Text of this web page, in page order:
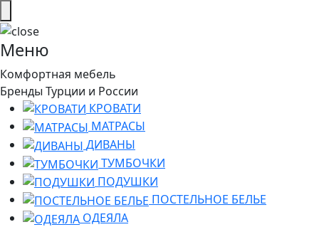
Меню
Комфортная мебель
Бренды Турции и России
КРОВАТИ
МАТРАСЫ
ДИВАНЫ
ТУМБОЧКИ
ПОДУШКИ
ПОСТЕЛЬНОЕ БЕЛЬЕ
ОДЕЯЛА